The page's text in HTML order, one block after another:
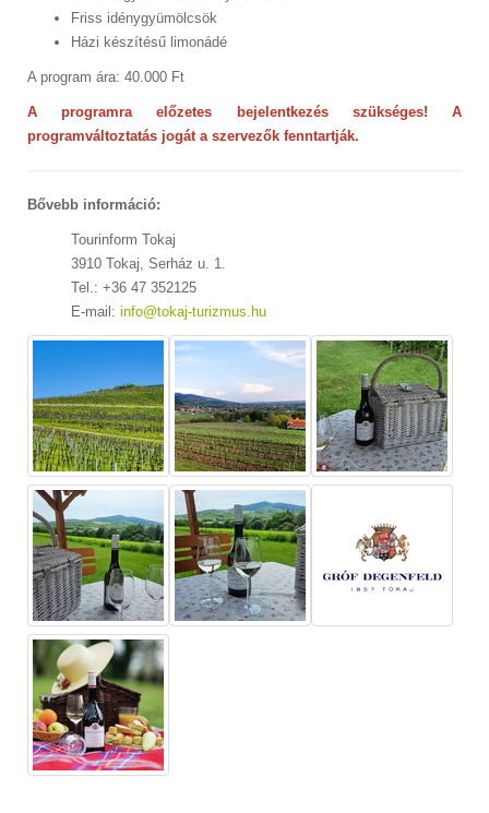
Friss idénygyümölcsök
Házi készítésű limonádé
A program ára: 40.000 Ft
A programra előzetes bejelentkezés szükséges! A
programváltoztatás jogát a szervezők fenntartják.
Bővebb információ:
Tourinform Tokaj
3910 Tokaj, Serház u. 1.
Tel.: +36 47 352125
E-mail: info@tokaj-turizmus.hu